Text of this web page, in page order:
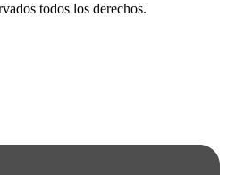
todos los derechos.